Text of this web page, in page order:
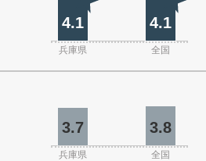
4.1 4.1
兵庫県 全国
3.7 3.8
兵庫県 全国